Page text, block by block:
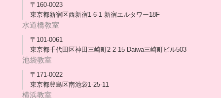
協力団体
理事長・会長あいさつ
保護者会
採用情報
〒160-0023
東京都新宿区西新宿1-6-1 新宿エルタワー18F
水道橋教室
〒101-0061
東京都千代田区神田三崎町2-2-15 Daiwa三崎町ビル503
池袋教室
〒171-0022
東京都豊島区南池袋1-25-11
横浜教室